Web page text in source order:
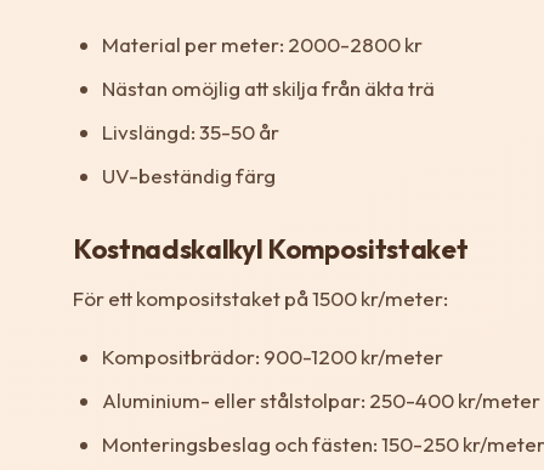
Material per meter: 2000-2800 kr
Nästan omöjlig att skilja från äkta trä
Livslängd: 35-50 år
UV-beständig färg
Kostnadskalkyl Kompositstaket
För ett kompositstaket på 1500 kr/meter:
Kompositbrädor: 900-1200 kr/meter
Aluminium- eller stålstolpar: 250-400 kr/meter
Monteringsbeslag och fästen: 150-250 kr/meter